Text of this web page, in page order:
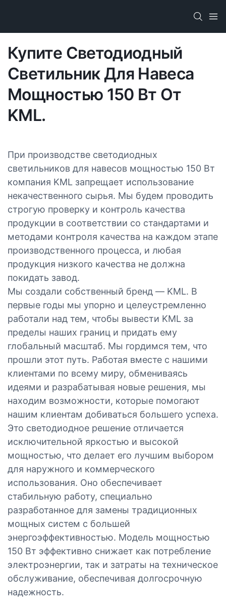
Купите Светодиодный
Светильник Для Навеса
Мощностью 150 Вт От
KML.
При производстве светодиодных
светильников для навесов мощностью 150 Вт
компания KML запрещает использование
некачественного сырья. Мы будем проводить
строгую проверку и контроль качества
продукции в соответствии со стандартами и
методами контроля качества на каждом этапе
производственного процесса, и любая
продукция низкого качества не должна
покидать завод.
Мы создали собственный бренд — KML. В
первые годы мы упорно и целеустремленно
работали над тем, чтобы вывести KML за
пределы наших границ и придать ему
глобальный масштаб. Мы гордимся тем, что
прошли этот путь. Работая вместе с нашими
клиентами по всему миру, обмениваясь
идеями и разрабатывая новые решения, мы
находим возможности, которые помогают
нашим клиентам добиваться большего успеха.
Это светодиодное решение отличается
исключительной яркостью и высокой
мощностью, что делает его лучшим выбором
для наружного и коммерческого
использования. Оно обеспечивает
стабильную работу, специально
разработанное для замены традиционных
мощных систем с большей
энергоэффективностью. Модель мощностью
150 Вт эффективно снижает как потребление
электроэнергии, так и затраты на техническое
обслуживание, обеспечивая долгосрочную
надежность.